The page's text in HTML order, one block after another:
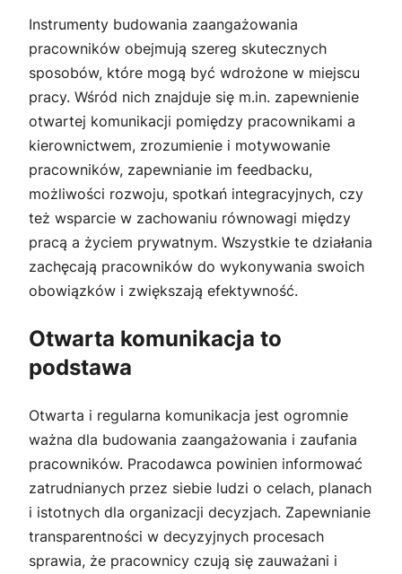
Instrumenty budowania zaangażowania
pracowników obejmują szereg skutecznych
sposobów, które mogą być wdrożone w miejscu
pracy. Wśród nich znajduje się m.in. zapewnienie
otwartej komunikacji pomiędzy pracownikami a
kierownictwem, zrozumienie i motywowanie
pracowników, zapewnianie im feedbacku,
możliwości rozwoju, spotkań integracyjnych, czy
też wsparcie w zachowaniu równowagi między
pracą a życiem prywatnym. Wszystkie te działania
zachęcają pracowników do wykonywania swoich
obowiązków i zwiększają efektywność.
Otwarta komunikacja to
podstawa
Otwarta i regularna komunikacja jest ogromnie
ważna dla budowania zaangażowania i zaufania
pracowników. Pracodawca powinien informować
zatrudnianych przez siebie ludzi o celach, planach
i istotnych dla organizacji decyzjach. Zapewnianie
transparentności w decyzyjnych procesach
sprawia, że pracownicy czują się zauważani i